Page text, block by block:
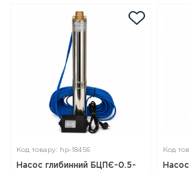
Код товару: hp-18456
Насос глибинний БЦПЄ-0.5-
Код